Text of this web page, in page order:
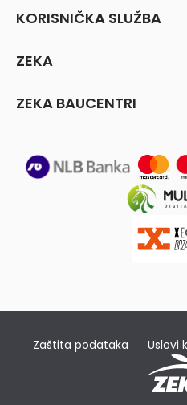
KORISNIČKA SLUŽBA
ZEKA
ZEKA BAUCENTRI
Zaštita podataka Uslovi